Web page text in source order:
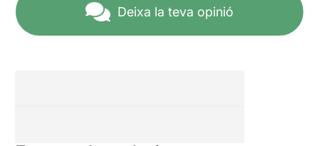
Deixa la teva opinió